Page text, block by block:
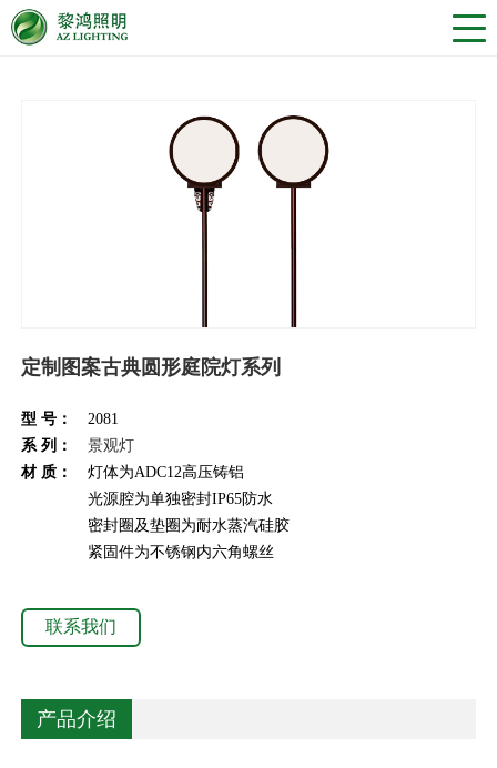
定制图案古典圆形庭院灯系列
型 号：
2081
系 列：
景观灯
材 质：
灯体为ADC12高压铸铝
光源腔为单独密封IP65防水
密封圈及垫圈为耐水蒸汽硅胶
紧固件为不锈钢内六角螺丝
联系我们
产品介绍